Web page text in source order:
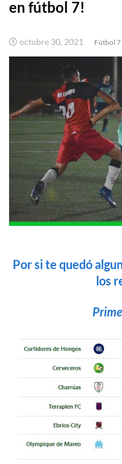
en fútbol 7!
octubre 30, 2021 Fútbol
Por si te quedó
los